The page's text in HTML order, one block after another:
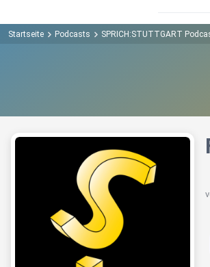
Startseite Podcasts SPRICH:STUTTGART